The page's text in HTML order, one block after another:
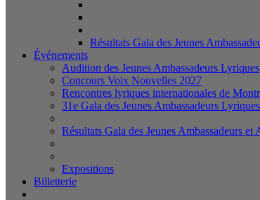
Résultats Gala des Jeunes
Événements
Audition des Jeunes Ambassadeurs Lyriques
Concours Voix Nouvelles 2027
Rencontres lyriques internationales de
31e Gala des Jeunes Ambassadeurs Lyriques
Résultats Gala des Jeunes Ambassadeurs
Expositions
Billetterie